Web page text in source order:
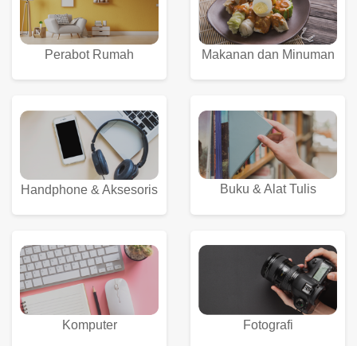
Perabot Rumah Makanan dan Minuman
Handphone & Aksesoris Buku & Alat Tulis
Komputer Fotografi